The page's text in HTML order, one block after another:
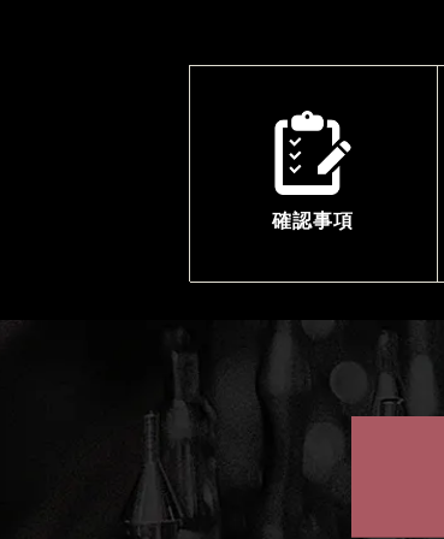
確認事項